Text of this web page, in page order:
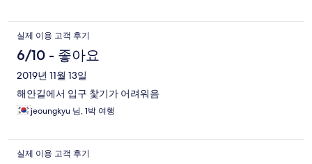
실제 이용 고객 후기
6/10 - 좋아요
2019년 11월 13일
해안길에서 입구 찿기가 어려워음
jeoungkyu 님, 1박 여행
실제 이용 고객 후기